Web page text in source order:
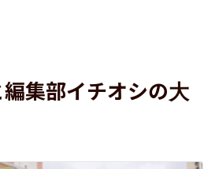
集部イチオシの大